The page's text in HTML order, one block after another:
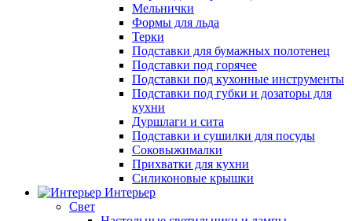
Мельнички
Формы для льда
Терки
Подставки для бумажных полотенец
Подставки под горячее
Подставки под кухонные инструменты
Подставки под губки и дозаторы для
кухни
Дуршлаги и сита
Подставки и сушилки для посуды
Соковыжималки
Прихватки для кухни
Силиконовые крышки
Интерьер
Свет